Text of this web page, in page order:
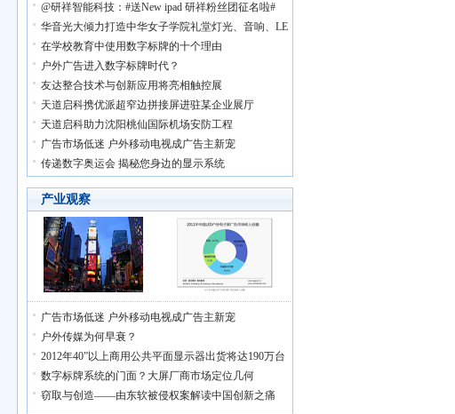
@研祥智能科技：#送New ipad 研祥粉丝团征名啦#
华音光大倾力打造中华女子学院礼堂灯光、音响、LE
在学校教育中使用数字标牌的十个理由
户外广告进入数字标牌时代？
友达整合技术与创新应用将亮相触控展
天道启科携优派超窄边拼接屏进驻某企业展厅
天道启科助力沈阳桃仙国际机场安防工程
广告市场低迷 户外移动电视成广告主新宠
传递数字奥运会 揭秘您身边的显示系统
产业观察
广告市场低迷 户外移动电视成广告主新宠
户外传媒为何早衰？
2012年40”以上商用公共平面显示器出货将达190万台
数字标牌系统的门面？大屏厂商市场定位几何
窃取与创造——由东软被侵权案解读中国创新之痛